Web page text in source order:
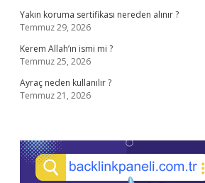
Yakın koruma sertifikası nereden alınır ?
Temmuz 29, 2026
Kerem Allah’ın ismi mi ?
Temmuz 25, 2026
Ayraç neden kullanılır ?
Temmuz 21, 2026